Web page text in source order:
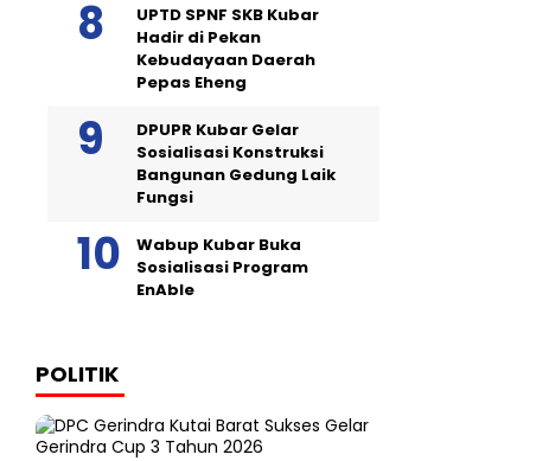
UPTD SPNF SKB Kubar
Hadir di Pekan
Kebudayaan Daerah
Pepas Eheng
DPUPR Kubar Gelar
Sosialisasi Konstruksi
Bangunan Gedung Laik
Fungsi
Wabup Kubar Buka
Sosialisasi Program
EnAble
POLITIK